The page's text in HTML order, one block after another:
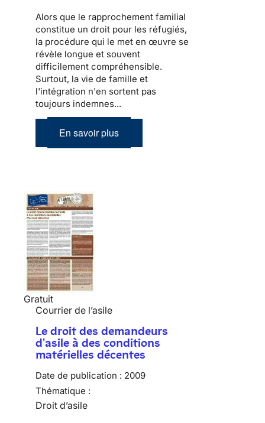
Alors que le rapprochement familial
constitue un droit pour les réfugiés,
la procédure qui le met en œuvre se
révèle longue et souvent
difficilement compréhensible.
Surtout, la vie de famille et
l'intégration n'en sortent pas
toujours indemnes...
En savoir plus
Gratuit
Courrier de l’asile
Le droit des demandeurs
d'asile à des conditions
matérielles décentes
Date de publication : 2009
Thématique :
Droit d’asile